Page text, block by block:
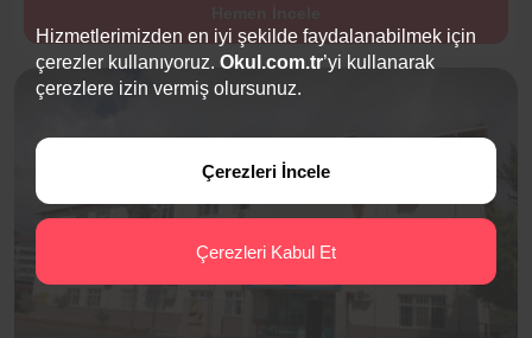
Hizmetlerimizden en iyi şekilde faydalanabilmek için
çerezler kullanıyoruz. Okul.com.tr’yi kullanarak
çerezlere izin vermiş olursunuz.
Çerezleri İncele
Çerezleri Kabul Et